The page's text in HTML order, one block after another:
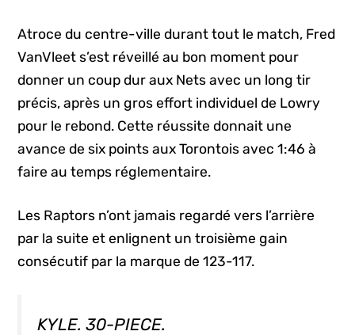
Atroce du centre-ville durant tout le match, Fred
VanVleet s’est réveillé au bon moment pour
donner un coup dur aux Nets avec un long tir
précis, après un gros effort individuel de Lowry
pour le rebond. Cette réussite donnait une
avance de six points aux Torontois avec 1:46 à
faire au temps réglementaire.
Les Raptors n’ont jamais regardé vers l’arrière
par la suite et enlignent un troisième gain
consécutif par la marque de 123-117.
KYLE. 30-PIECE.